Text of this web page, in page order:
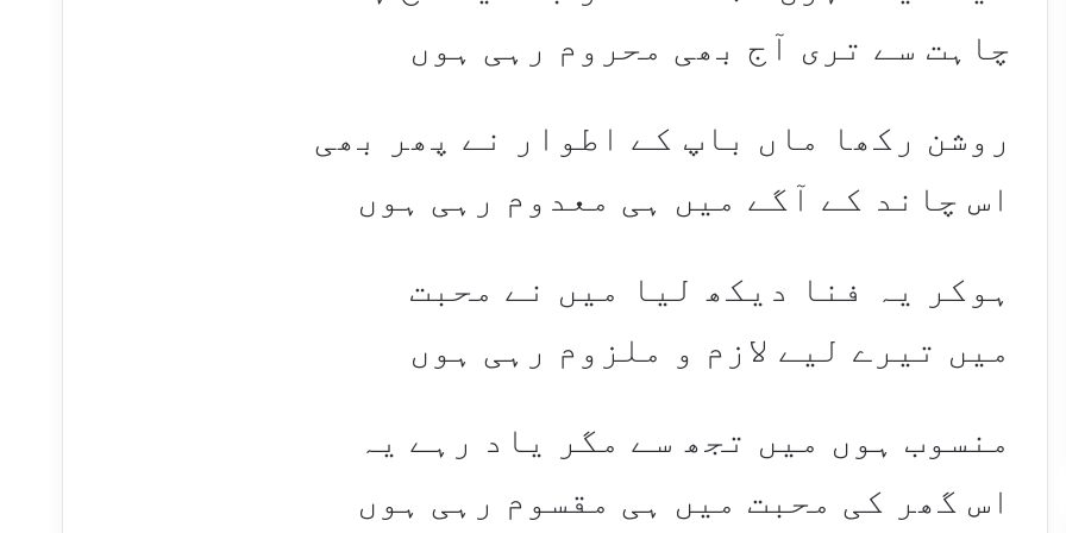
چاہت سے تری آج بھی محروم رہی ہوں
روشن رکھا ماں باپ کے اطوار نے پھر بھی
اس چاند کے آگے میں ہی معدوم رہی ہوں
ہوکر یہ فنا دیکھ لیا میں نے محبت
میں تیرے لیے لازم و ملزوم رہی ہوں
منسوب ہوں میں تجھ سے مگر یاد رہے یہ
اس گھر کی محبت میں ہی مقسوم رہی ہوں